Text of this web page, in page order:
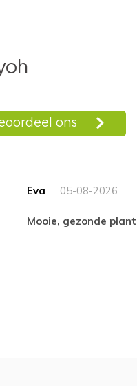
Eva 05-08-2026
Mooie, gezonde